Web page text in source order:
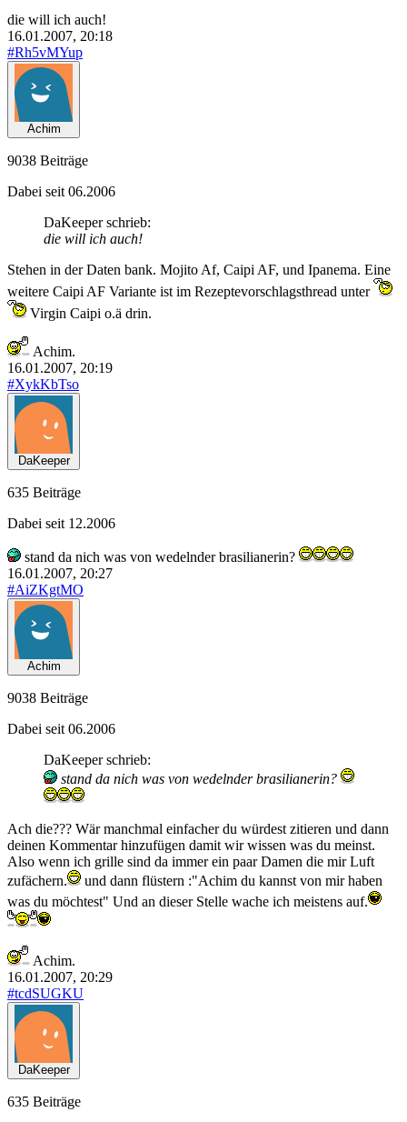
die will ich auch!
16.01.2007, 20:18
#Rh5vMYup
Achim
9038 Beiträge
Dabei seit 06.2006
DaKeeper schrieb:
die will ich auch!
Stehen in der Daten bank. Mojito Af, Caipi AF, und Ipanema. Eine
weitere Caipi AF Variante ist im Rezeptevorschlagsthread unter
Virgin Caipi o.ä drin.
Achim.
16.01.2007, 20:19
#XykKbTso
DaKeeper
635 Beiträge
Dabei seit 12.2006
stand da nich was von wedelnder brasilianerin?
16.01.2007, 20:27
#AiZKgtMO
Achim
9038 Beiträge
Dabei seit 06.2006
DaKeeper schrieb:
stand da nich was von wedelnder brasilianerin?
Ach die??? Wär manchmal einfacher du würdest zitieren und dann
deinen Kommentar hinzufügen damit wir wissen was du meinst.
Also wenn ich grille sind da immer ein paar Damen die mir Luft
zufächern.
und dann flüstern :"Achim du kannst von mir haben
was du möchtest" Und an dieser Stelle wache ich meistens auf.
Achim.
16.01.2007, 20:29
#tcdSUGKU
DaKeeper
635 Beiträge